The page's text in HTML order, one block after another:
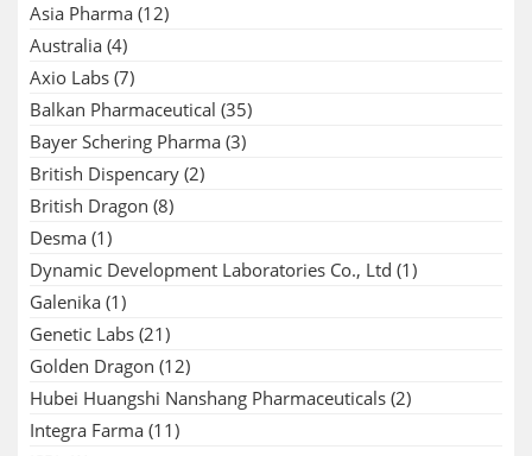
Asia Pharma (12)
Australia (4)
Axio Labs (7)
Balkan Pharmaceutical (35)
Bayer Schering Pharma (3)
British Dispencary (2)
British Dragon (8)
Desma (1)
Dynamic Development Laboratories Co., Ltd (1)
Galenika (1)
Genetic Labs (21)
Golden Dragon (12)
Hubei Huangshi Nanshang Pharmaceuticals (2)
Integra Farma (11)